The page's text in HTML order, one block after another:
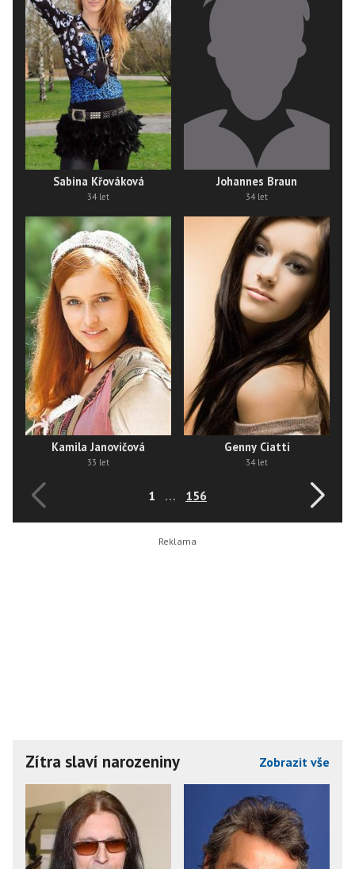
Sabina Křováková
34 let
Johannes Braun
34 let
Kamila Janovičová
33 let
Genny Ciatti
34 let
1 … 156
Zítra slaví narozeniny Zobrazit vše